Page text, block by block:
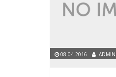
08.04.2016 ADMIN